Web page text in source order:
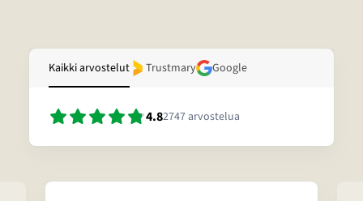
Kaikki arvostelut Trustmary Google
4.82747arvostelua